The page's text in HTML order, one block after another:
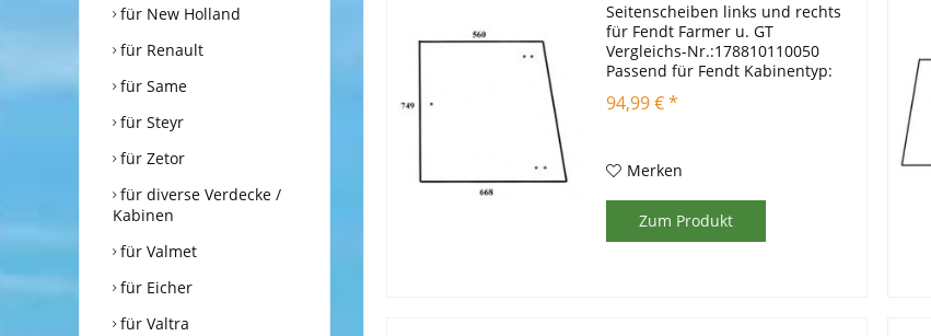
für New Holland
für Renault
für Same
für Steyr
für Zetor
für diverse Verdecke /
Kabinen
für Valmet
für Eicher
für Valtra
Seitenscheiben links und rechts
für Fendt Farmer u. GT
Vergleichs-Nr.:178810110050
Passend für Fendt Kabinentyp:
Serie Farmer 303, 304, 305, 306,
307, 308, 309, 310, 311, 312
94,99 € *
Merken
Zum Produkt